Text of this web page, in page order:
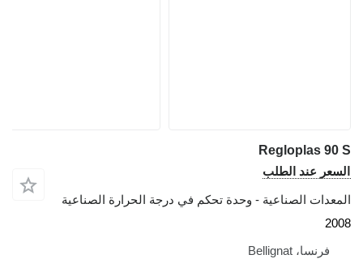
Regloplas 90 S
السعر عند الطلب
المعدات الصناعية - وحدة تحكم في درجة الحرارة الصناعية
2008
فرنسا، Bellignat